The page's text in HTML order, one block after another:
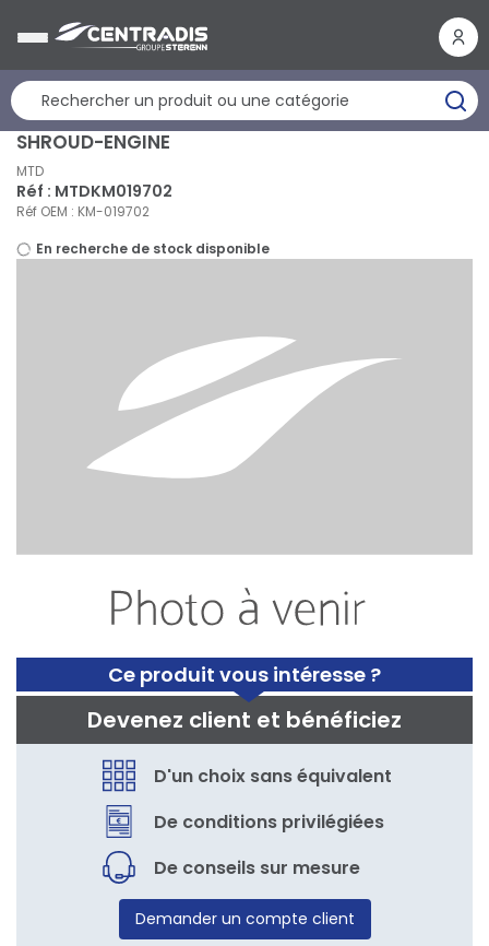
Ce produit vous intéresse ?
Devenez client et bénéficiez
D'un choix sans équivalent
De conditions privilégiées
De conseils sur mesure
Demander un compte client
SHROUD-ENGINE
MTD
Réf : MTDKM019702
Réf OEM : KM-019702
En recherche de stock disponible